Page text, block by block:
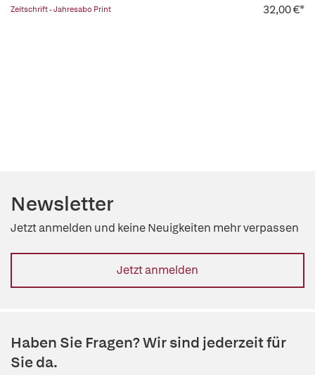
Zeitschrift - Jahresabo Print 32,00 €*
Newsletter
Jetzt anmelden und keine Neuigkeiten mehr verpassen
Jetzt anmelden
Haben Sie Fragen? Wir sind jederzeit für
Sie da.